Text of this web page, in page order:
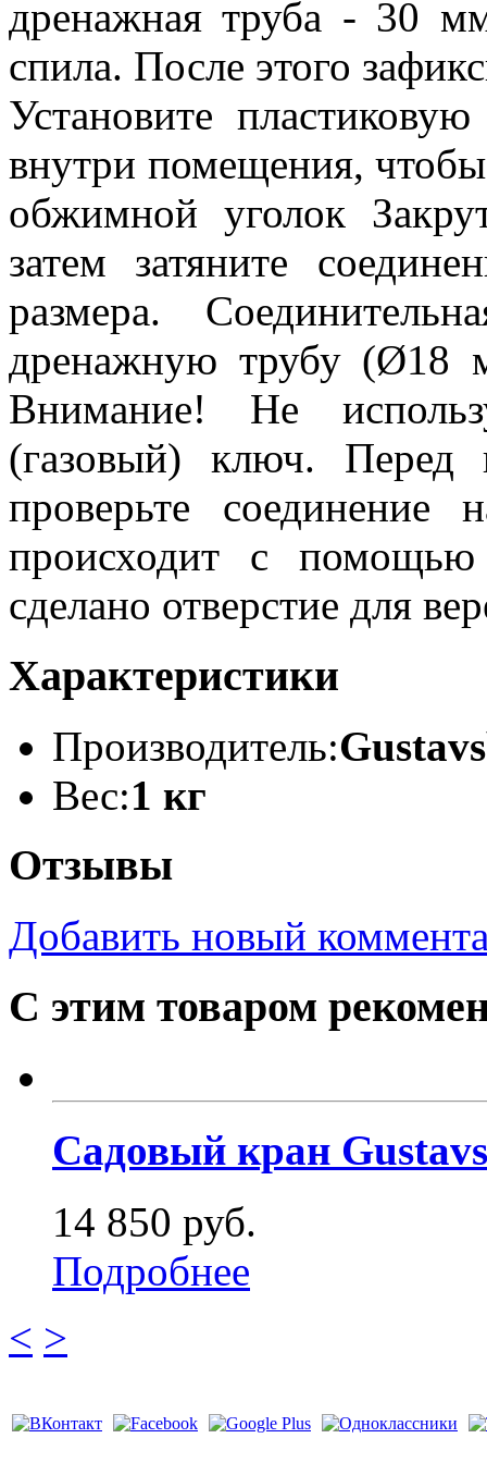
дренажная труба - 30
спила. После этого
Установите
внутри помещения, чтобы
обжимной уголок
затем затяните
размера.
дренажную трубу (Ø18
Внимание! Не
(газовый) ключ. Перед
проверьте соединение
происходит с
сделано отверстие для
Характеристики
Производитель:
Вес:1 кг
Отзывы
Добавить новый
С этим товаром
Садовый кран
14 850 руб.
Подробнее
< >